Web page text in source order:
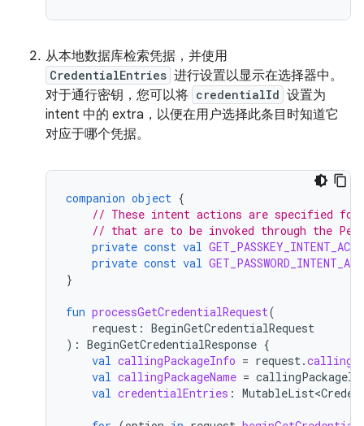
从本地数据库检索凭据，并使用
CredentialEntries 进行设置以显示在选择器中。
对于通行密钥，您可以将 credentialId 设置为
intent 中的 extra，以便在用户选择此条目时知道它
对应于哪个凭据。
companion object {
// These intent actions are specified for
// that are to be invoked through the
private const val
private const val
}
fun processGetCredentialRequest(
request : BeginGetCredentialRequest
): BeginGetCredentialResponse {
val callingPackageInfo = request.
val callingPackageName =
val credentialEntries :